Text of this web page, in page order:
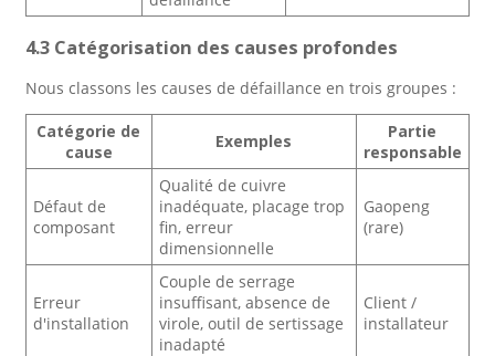
4.3 Catégorisation des causes profondes
Nous classons les causes de défaillance en trois groupes :
Catégorie de
cause
Exemples
Partie
responsable
Défaut de
composant
Qualité de cuivre
inadéquate, placage trop
fin, erreur
dimensionnelle
Gaopeng
(rare)
Erreur
d'installation
Couple de serrage
insuffisant, absence de
virole, outil de sertissage
inadapté
Client /
installateur